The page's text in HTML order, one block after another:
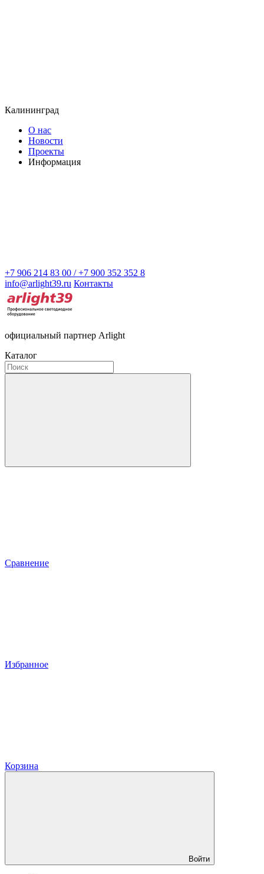
Калининград
О нас
Новости
Проекты
Информация
+7 906 214 83 00 / +7 900 352 352 8
info@arlight39.ru Контакты
официальный партнер Arlight
Каталог
Сравнение
Избранное
Корзина
Войти